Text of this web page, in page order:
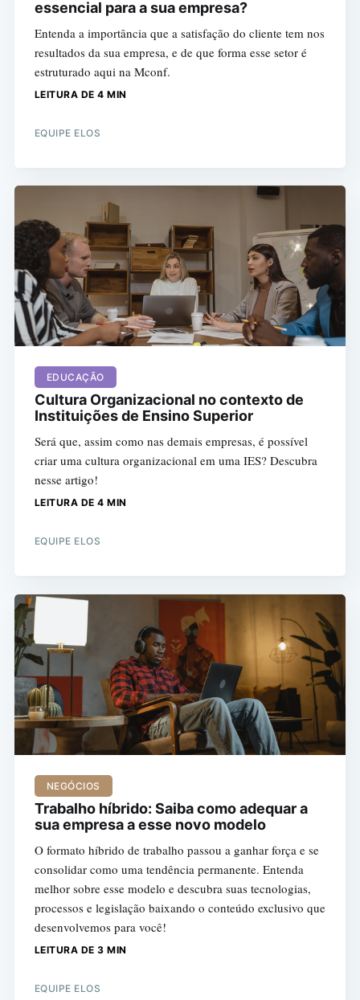
essencial para a sua empresa?
Entenda a importância que a satisfação do cliente tem nos
resultados da sua empresa, e de que forma esse setor é
estruturado aqui na Mconf.
LEITURA DE 4 MIN
EQUIPE ELOS
EDUCAÇÃO
Cultura Organizacional no contexto de
Instituições de Ensino Superior
Será que, assim como nas demais empresas, é possível
criar uma cultura organizacional em uma IES? Descubra
nesse artigo!
LEITURA DE 4 MIN
EQUIPE ELOS
NEGÓCIOS
Trabalho híbrido: Saiba como adequar a
sua empresa a esse novo modelo
O formato híbrido de trabalho passou a ganhar força e se
consolidar como uma tendência permanente. Entenda
melhor sobre esse modelo e descubra suas tecnologias,
processos e legislação baixando o conteúdo exclusivo que
desenvolvemos para você!
LEITURA DE 3 MIN
EQUIPE ELOS